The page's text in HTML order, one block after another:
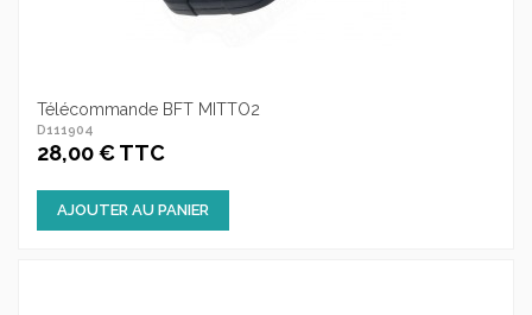
Télécommande BFT MITTO2
D111904
28,00 € TTC
AJOUTER AU PANIER